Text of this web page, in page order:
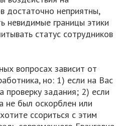
достаточно неприятны,
невидимые границы этики
статус сотрудников
вопросах зависит от
но: 1) если на Вас
проверку задания; 2) если
не был оскорблен или
ссориться с этим